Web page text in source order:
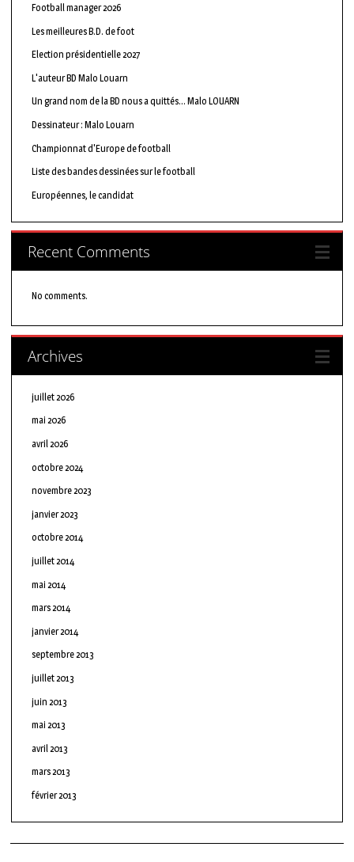
Football manager 2026
Les meilleures B.D. de foot
Election présidentielle 2027
L'auteur BD Malo Louarn
Un grand nom de la BD nous a quittés… Malo LOUARN
Dessinateur : Malo Louarn
Championnat d'Europe de football
Liste des bandes dessinées sur le football
Européennes, le candidat
Recent Comments
No comments.
Archives
juillet 2026
mai 2026
avril 2026
octobre 2024
novembre 2023
janvier 2023
octobre 2014
juillet 2014
mai 2014
mars 2014
janvier 2014
septembre 2013
juillet 2013
juin 2013
mai 2013
avril 2013
mars 2013
février 2013